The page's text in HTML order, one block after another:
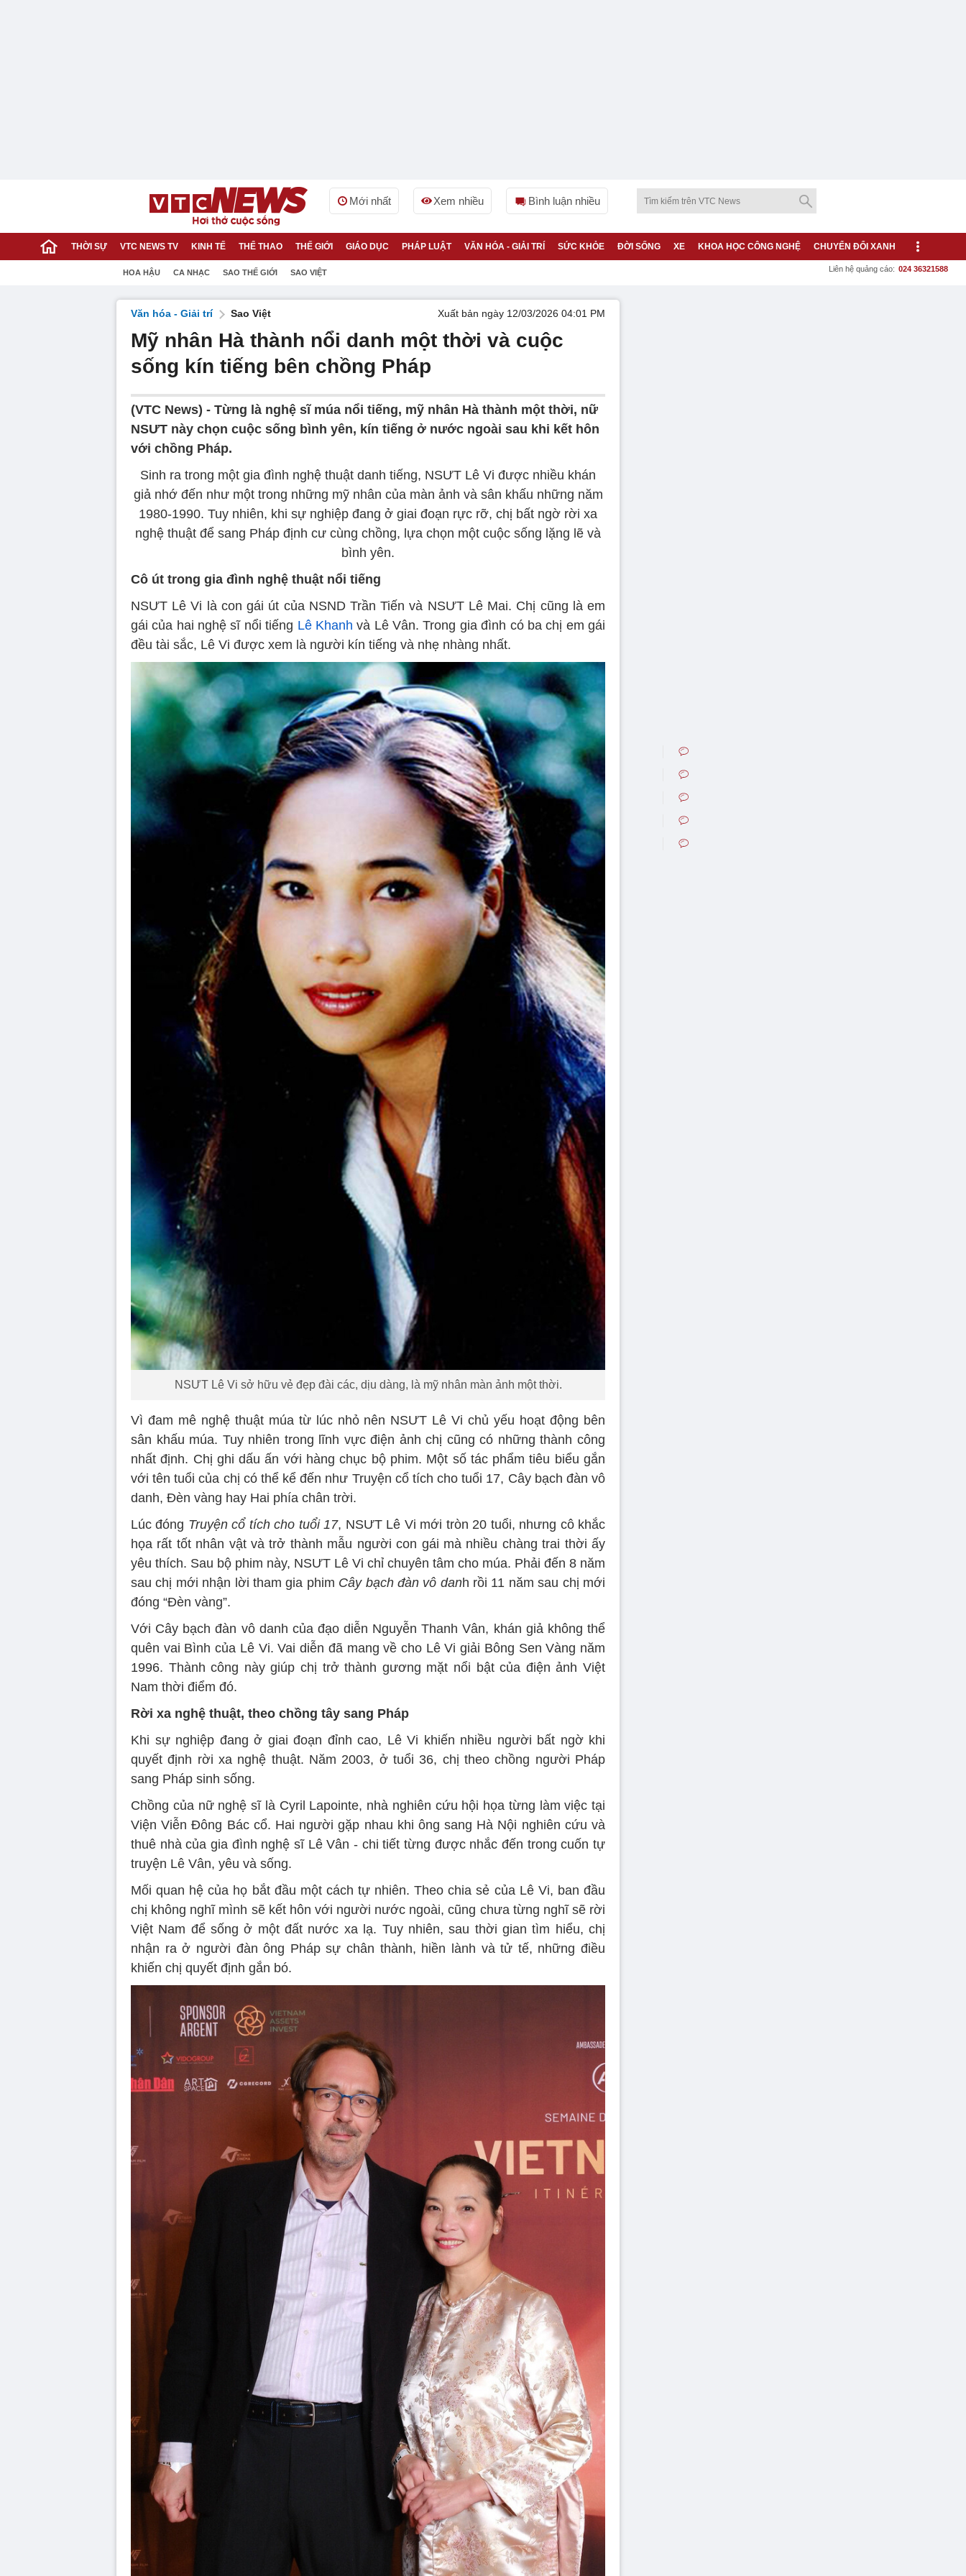
Mới nhất Xem nhiều Bình luận nhiều
THỜI SỰ VTC NEWS TV KINH TẾ THỂ THAO THẾ GIỚI GIÁO DỤC PHÁP LUẬT VĂN HÓA - GIẢI TRÍ SỨC KHỎE ĐỜI SỐNG XE KHOA HỌC CÔNG NGHỆ CHUYỂN ĐỔI XANH
HOA HẬU CA NHẠC SAO THẾ GIỚI SAO VIỆT Liên hệ quảng cáo: 024 36321588
Văn hóa - Giải trí Sao Việt Xuất bản ngày 12/03/2026 04:01 PM
Mỹ nhân Hà thành nổi danh một thời và cuộc
sống kín tiếng bên chồng Pháp
(VTC News) - Từng là nghệ sĩ múa nổi tiếng, mỹ nhân Hà thành một thời, nữ
NSƯT này chọn cuộc sống bình yên, kín tiếng ở nước ngoài sau khi kết hôn
với chồng Pháp.
Sinh ra trong một gia đình nghệ thuật danh tiếng, NSƯT Lê Vi được nhiều khán
giả nhớ đến như một trong những mỹ nhân của màn ảnh và sân khấu những năm
1980-1990. Tuy nhiên, khi sự nghiệp đang ở giai đoạn rực rỡ, chị bất ngờ rời xa
nghệ thuật để sang Pháp định cư cùng chồng, lựa chọn một cuộc sống lặng lẽ và
bình yên.
Cô út trong gia đình nghệ thuật nổi tiếng
NSƯT Lê Vi là con gái út của NSND Trần Tiến và NSƯT Lê Mai. Chị cũng là em
gái của hai nghệ sĩ nổi tiếng Lê Khanh và Lê Vân. Trong gia đình có ba chị em gái
đều tài sắc, Lê Vi được xem là người kín tiếng và nhẹ nhàng nhất.
NSƯT Lê Vi sở hữu vẻ đẹp đài các, dịu dàng, là mỹ nhân màn ảnh một thời.
Vì đam mê nghệ thuật múa từ lúc nhỏ nên NSƯT Lê Vi chủ yếu hoạt động bên
sân khấu múa. Tuy nhiên trong lĩnh vực điện ảnh chị cũng có những thành công
nhất định. Chị ghi dấu ấn với hàng chục bộ phim. Một số tác phẩm tiêu biểu gắn
với tên tuổi của chị có thể kể đến như Truyện cổ tích cho tuổi 17, Cây bạch đàn vô
danh, Đèn vàng hay Hai phía chân trời.
Lúc đóng Truyện cổ tích cho tuổi 17, NSƯT Lê Vi mới tròn 20 tuổi, nhưng cô khắc
họa rất tốt nhân vật và trở thành mẫu người con gái mà nhiều chàng trai thời ấy
yêu thích. Sau bộ phim này, NSƯT Lê Vi chỉ chuyên tâm cho múa. Phải đến 8 năm
sau chị mới nhận lời tham gia phim Cây bạch đàn vô danh rồi 11 năm sau chị mới
đóng “Đèn vàng”.
Với Cây bạch đàn vô danh của đạo diễn Nguyễn Thanh Vân, khán giả không thể
quên vai Bình của Lê Vi. Vai diễn đã mang về cho Lê Vi giải Bông Sen Vàng năm
1996. Thành công này giúp chị trở thành gương mặt nổi bật của điện ảnh Việt
Nam thời điểm đó.
Rời xa nghệ thuật, theo chồng tây sang Pháp
Khi sự nghiệp đang ở giai đoạn đỉnh cao, Lê Vi khiến nhiều người bất ngờ khi
quyết định rời xa nghệ thuật. Năm 2003, ở tuổi 36, chị theo chồng người Pháp
sang Pháp sinh sống.
Chồng của nữ nghệ sĩ là Cyril Lapointe, nhà nghiên cứu hội họa từng làm việc tại
Viện Viễn Đông Bác cổ. Hai người gặp nhau khi ông sang Hà Nội nghiên cứu và
thuê nhà của gia đình nghệ sĩ Lê Vân - chi tiết từng được nhắc đến trong cuốn tự
truyện Lê Vân, yêu và sống.
Mối quan hệ của họ bắt đầu một cách tự nhiên. Theo chia sẻ của Lê Vi, ban đầu
chị không nghĩ mình sẽ kết hôn với người nước ngoài, cũng chưa từng nghĩ sẽ rời
Việt Nam để sống ở một đất nước xa lạ. Tuy nhiên, sau thời gian tìm hiểu, chị
nhận ra ở người đàn ông Pháp sự chân thành, hiền lành và tử tế, những điều
khiến chị quyết định gắn bó.